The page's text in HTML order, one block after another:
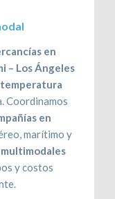
en
– Los Ángeles
Coordinamos
en
marítimo y
y costos